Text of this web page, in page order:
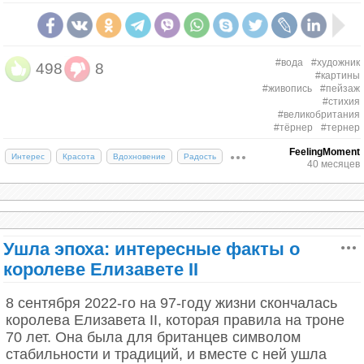
Манчестерская центральная библиотека,
построена в 1930-ых годах. Вдохновение Римского
Пантеона. (Jason Hawkes)
Главная точка на британском спортивном
календаре – Центр-корт во время турнира
Беседа
Принято говорить о чае, хваля его достоинства и
обсуждая особенности. Нельзя шуметь и
Последний рейс фрегата "Отважный" Джозеф Мэллорд, Уильям
Есть легенда, что последними словами Тёрнера
были: «Солнце – это бог». История красивая, хотя
ни подтвердить, ни опровергнуть ее не
представляется возможным. Но разве так важно,
что произнес Уильям Тёрнер на смертном одре,
если всей своей жизнью он подтверждал, что его
божество – именно солнце?
498 8 #вода
#художник
#картины
#живопись
#пейзаж
#стихия
#великобритания
#тёрнер
#тернер
Интерес Красота Вдохновение Радость
FeelingMoment
40 месяцев
Ушла эпоха: интересные факты о
королеве Елизавете II
8 сентября 2022-го на 97-году жизни скончалась
королева Елизавета II, которая правила на троне
70 лет. Она была для британцев символом
стабильности и традиций, и вместе с ней ушла